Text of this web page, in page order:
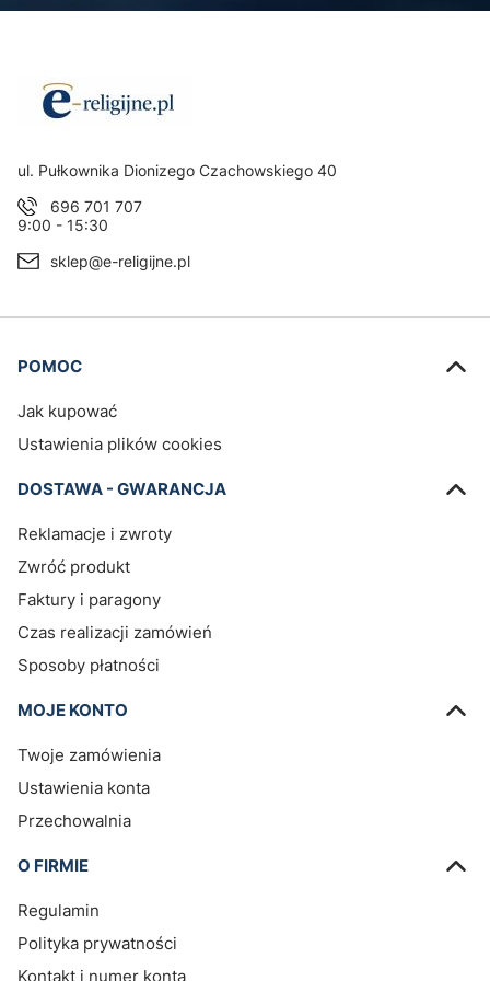
Adres:
ul. Pułkownika Dionizego Czachowskiego 40
696 701 707
9:00 - 15:30
sklep@e-religijne.pl
Linki w stopce
POMOC
Jak kupować
Ustawienia plików cookies
DOSTAWA - GWARANCJA
Reklamacje i zwroty
Zwróć produkt
Faktury i paragony
Czas realizacji zamówień
Sposoby płatności
MOJE KONTO
Twoje zamówienia
Ustawienia konta
Przechowalnia
O FIRMIE
Regulamin
Polityka prywatności
Kontakt i numer konta